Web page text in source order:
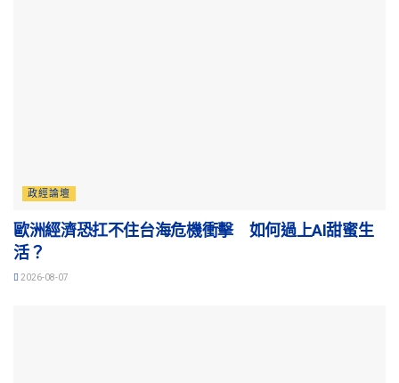
政經論壇
歐洲經濟恐扛不住台海危機衝擊 如何過上AI甜蜜生
活？
2026-08-07